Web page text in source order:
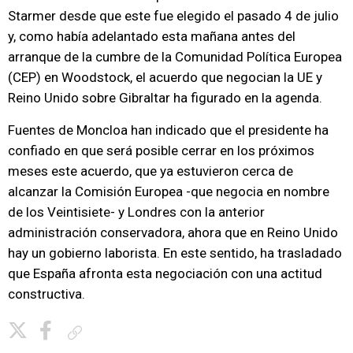
Starmer desde que este fue elegido el pasado 4 de julio
y, como había adelantado esta mañana antes del
arranque de la cumbre de la Comunidad Política Europea
(CEP) en Woodstock, el acuerdo que negocian la UE y
Reino Unido sobre Gibraltar ha figurado en la agenda.
Fuentes de Moncloa han indicado que el presidente ha
confiado en que será posible cerrar en los próximos
meses este acuerdo, que ya estuvieron cerca de
alcanzar la Comisión Europea -que negocia en nombre
de los Veintisiete- y Londres con la anterior
administración conservadora, ahora que en Reino Unido
hay un gobierno laborista. En este sentido, ha trasladado
que España afronta esta negociación con una actitud
constructiva.